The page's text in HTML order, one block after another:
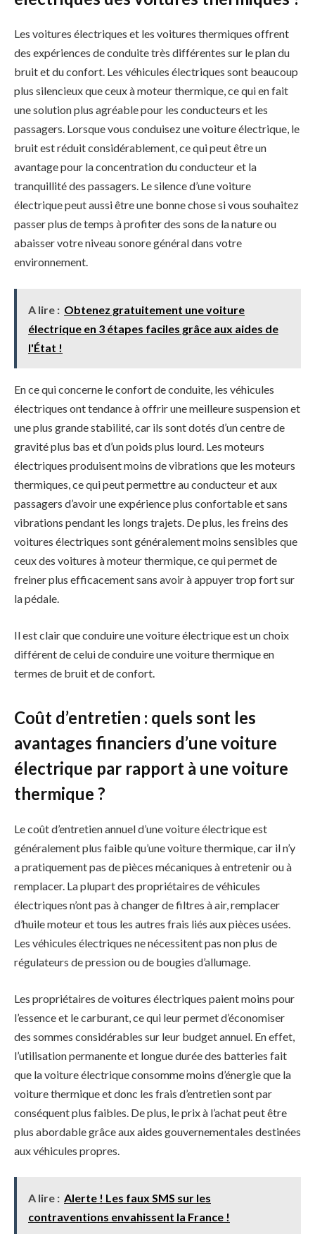
Les voitures électriques et les voitures thermiques offrent
des expériences de conduite très différentes sur le plan du
bruit et du confort. Les véhicules électriques sont beaucoup
plus silencieux que ceux à moteur thermique, ce qui en fait
une solution plus agréable pour les conducteurs et les
passagers. Lorsque vous conduisez une voiture électrique, le
bruit est réduit considérablement, ce qui peut être un
avantage pour la concentration du conducteur et la
tranquillité des passagers. Le silence d’une voiture
électrique peut aussi être une bonne chose si vous souhaitez
passer plus de temps à profiter des sons de la nature ou
abaisser votre niveau sonore général dans votre
environnement.
A lire : Obtenez gratuitement une voiture
électrique en 3 étapes faciles grâce aux aides de
l'État !
En ce qui concerne le confort de conduite, les véhicules
électriques ont tendance à offrir une meilleure suspension et
une plus grande stabilité, car ils sont dotés d’un centre de
gravité plus bas et d’un poids plus lourd. Les moteurs
électriques produisent moins de vibrations que les moteurs
thermiques, ce qui peut permettre au conducteur et aux
passagers d’avoir une expérience plus confortable et sans
vibrations pendant les longs trajets. De plus, les freins des
voitures électriques sont généralement moins sensibles que
ceux des voitures à moteur thermique, ce qui permet de
freiner plus efficacement sans avoir à appuyer trop fort sur
la pédale.
Il est clair que conduire une voiture électrique est un choix
différent de celui de conduire une voiture thermique en
termes de bruit et de confort.
Coût d’entretien : quels sont les
avantages financiers d’une voiture
électrique par rapport à une voiture
thermique ?
Le coût d’entretien annuel d’une voiture électrique est
généralement plus faible qu’une voiture thermique, car il n’y
a pratiquement pas de pièces mécaniques à entretenir ou à
remplacer. La plupart des propriétaires de véhicules
électriques n’ont pas à changer de filtres à air, remplacer
d’huile moteur et tous les autres frais liés aux pièces usées.
Les véhicules électriques ne nécessitent pas non plus de
régulateurs de pression ou de bougies d’allumage.
Les propriétaires de voitures électriques paient moins pour
l’essence et le carburant, ce qui leur permet d’économiser
des sommes considérables sur leur budget annuel. En effet,
l’utilisation permanente et longue durée des batteries fait
que la voiture électrique consomme moins d’énergie que la
voiture thermique et donc les frais d’entretien sont par
conséquent plus faibles. De plus, le prix à l’achat peut être
plus abordable grâce aux aides gouvernementales destinées
aux véhicules propres.
A lire : Alerte ! Les faux SMS sur les
contraventions envahissent la France !